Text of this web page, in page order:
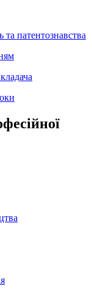
та патентознавства